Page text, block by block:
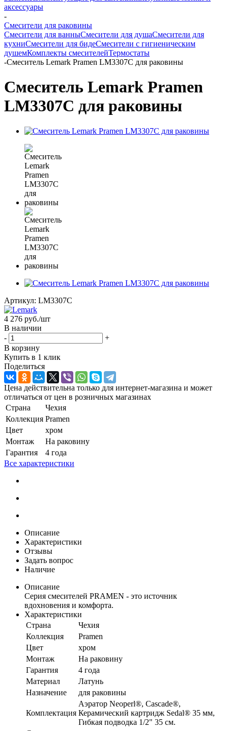
аксессуары
-
Смесители для раковины
Смесители для ванныСмесители для душаСмесители для
кухниСмесители для бидеСмесители с гигиеническим
душемКомплекты смесителейТермостаты
-Смеситель Lemark Pramen LM3307C для раковины
Смеситель Lemark Pramen
LM3307C для раковины
Артикул: LM3307C
4 276 руб./шт
В наличии
-
+
В корзину
Купить в 1 клик
Поделиться
Цена действительна только для интернет-магазина и может
отличаться от цен в розничных магазинах
Страна
Чехия
Коллекция Pramen
Цвет
хром
Монтаж
На раковину
Гарантия
4 года
Все характеристики
Описание
Характеристики
Отзывы
Задать вопрос
Наличие
Описание
Серия смесителей PRAMEN - это источник
вдохновения и комфорта.
Характеристики
Страна
Чехия
Коллекция
Pramen
Цвет
хром
Монтаж
На раковину
Гарантия
4 года
Материал
Латунь
Назначение
для раковины
Комплектация
Аэратор Neoperl®, Cascade®,
Керамический картридж Sedal® 35 мм,
Гибкая подводка 1/2" 35 см.